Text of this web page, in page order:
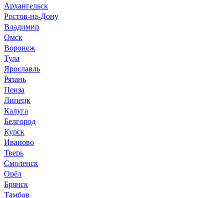
Архангельск
Ростов-на-Дону
Владимир
Омск
Воронеж
Тула
Ярославль
Рязань
Пенза
Липецк
Калуга
Белгород
Курск
Иваново
Тверь
Смоленск
Орёл
Брянск
Тамбов